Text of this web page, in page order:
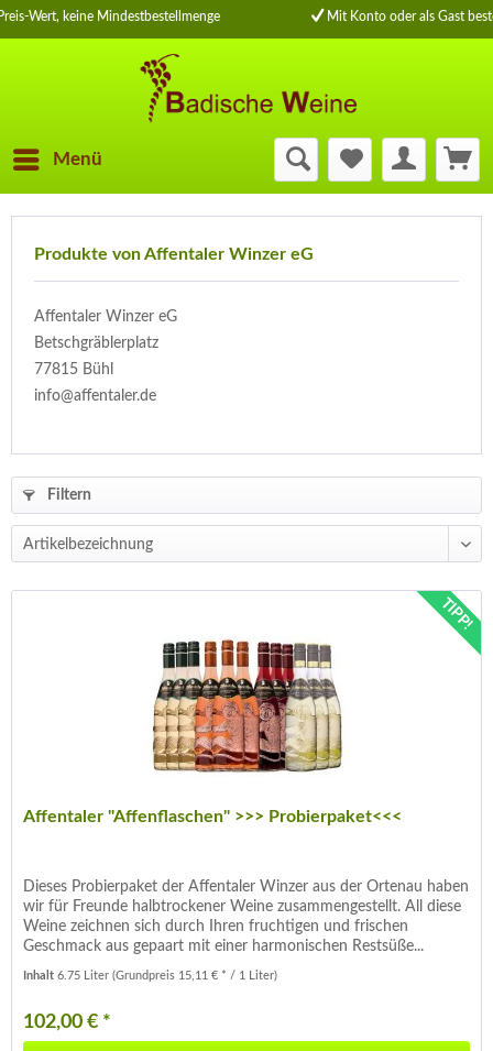
Wert, keine Mindestbestellmenge Mit Konto oder als Gast
Menü
Produkte von Affentaler Winzer eG
Affentaler Winzer eG
Betschgräblerplatz
77815 Bühl
info@affentaler.de
Filtern
TIPP!
Affentaler "Affenflaschen" >>> Probierpaket<<<
Dieses Probierpaket der Affentaler Winzer aus der Ortenau haben
wir für Freunde halbtrockener Weine zusammengestellt. All diese
Weine zeichnen sich durch Ihren fruchtigen und frischen
Geschmack aus gepaart mit einer harmonischen Restsüße...
Inhalt6.75 Liter(Grundpreis 15,11 € * / 1 Liter)
102,00 € *